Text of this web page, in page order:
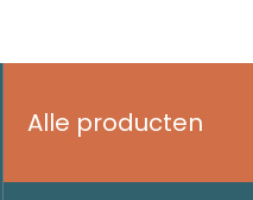
Alle producten